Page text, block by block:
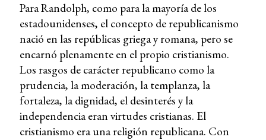
Para Randolph, como para la mayoría de los
estadounidenses, el concepto de republicanismo
nació en las repúblicas griega y romana, pero se
encarnó plenamente en el propio cristianismo.
Los rasgos de carácter republicano como la
prudencia, la moderación, la templanza, la
fortaleza, la dignidad, el desinterés y la
independencia eran virtudes cristianas. El
cristianismo era una religión republicana. Con